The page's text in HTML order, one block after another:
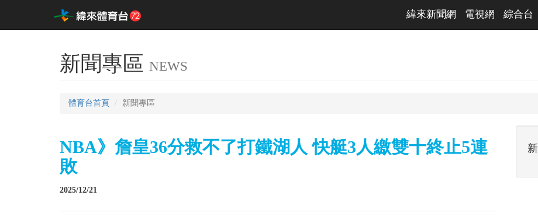
緯來新聞網 電視網 綜合台
新聞專區 NEWS
體育台首頁 新聞專區
NBA》詹皇36分救不了打鐵湖人 快艇3人繳雙十終止5連
敗
2025/12/21